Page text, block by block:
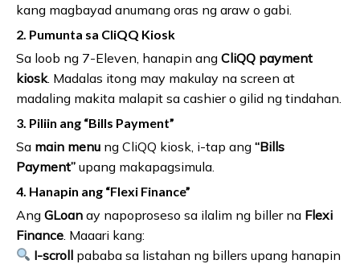
kang magbayad anumang oras ng araw o gabi.
2. Pumunta sa CliQQ Kiosk
Sa loob ng 7-Eleven, hanapin ang CliQQ payment
kiosk. Madalas itong may makulay na screen at
madaling makita malapit sa cashier o gilid ng tindahan.
3. Piliin ang “Bills Payment”
Sa main menu ng CliQQ kiosk, i-tap ang “Bills
Payment” upang makapagsimula.
4. Hanapin ang “Flexi Finance”
Ang GLoan ay napoproseso sa ilalim ng biller na Flexi
Finance . Maaari kang:
I-scroll pababa sa listahan ng billers upang hanapin